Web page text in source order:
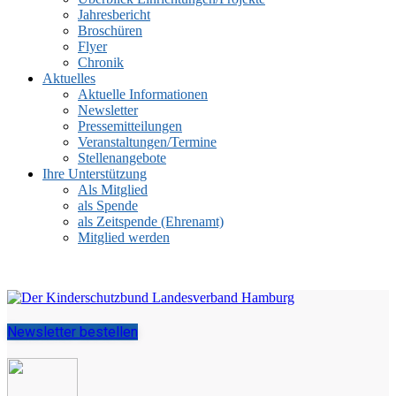
Jahresbericht
Broschüren
Flyer
Chronik
Aktuelles
Aktuelle Informationen
Newsletter
Pressemitteilungen
Veranstaltungen/Termine
Stellenangebote
Ihre Unterstützung
Als Mitglied
als Spende
als Zeitspende (Ehrenamt)
Mitglied werden
Newsletter bestellen